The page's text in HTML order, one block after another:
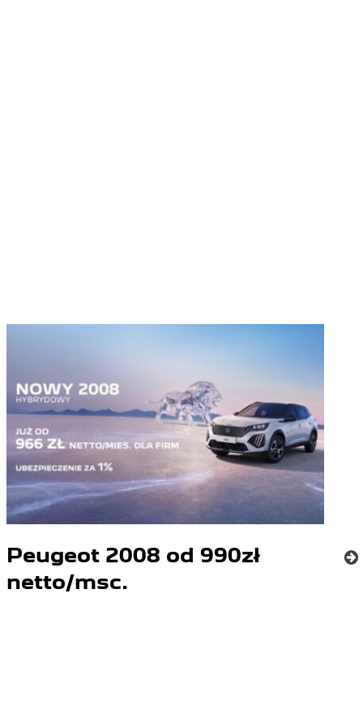
Peugeot 2008 od 990zł
netto/msc.